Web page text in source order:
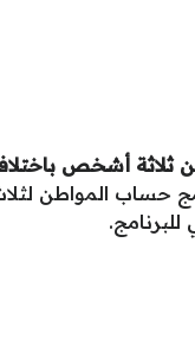
أشخص باختلاف
حساب المواطن